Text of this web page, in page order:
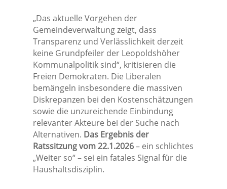
„Das aktuelle Vorgehen der
Gemeindeverwaltung zeigt, dass
Transparenz und Verlässlichkeit derzeit
keine Grundpfeiler der Leopoldshöher
Kommunalpolitik sind“, kritisieren die
Freien Demokraten. Die Liberalen
bemängeln insbesondere die massiven
Diskrepanzen bei den Kostenschätzungen
sowie die unzureichende Einbindung
relevanter Akteure bei der Suche nach
Alternativen. Das Ergebnis der
Ratssitzung vom 22.1.2026– ein schlichtes
„Weiter so“ – sei ein fatales Signal für die
Haushaltsdisziplin.